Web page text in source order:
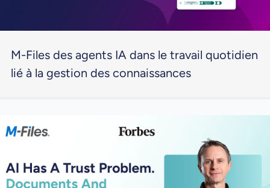
M-Files des agents IA dans le travail quotidien
lié à la gestion des connaissances